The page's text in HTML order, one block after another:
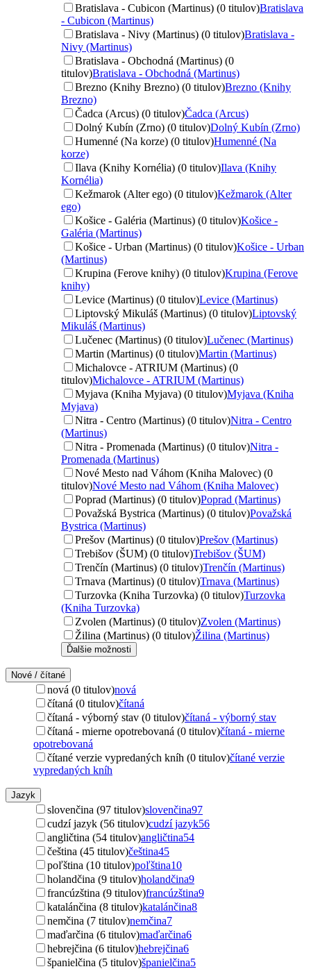
Bratislava - Cubicon (Martinus) (0 titulov)Bratislava
- Cubicon (Martinus)
Bratislava - Nivy (Martinus) (0 titulov)Bratislava -
Nivy (Martinus)
Bratislava - Obchodná (Martinus) (0
titulov)Bratislava - Obchodná (Martinus)
Brezno (Knihy Brezno) (0 titulov)Brezno (Knihy
Brezno)
Čadca (Arcus) (0 titulov)Čadca (Arcus)
Dolný Kubín (Zrno) (0 titulov)Dolný Kubín (Zrno)
Humenné (Na korze) (0 titulov)Humenné (Na
korze)
Ilava (Knihy Kornélia) (0 titulov)Ilava (Knihy
Kornélia)
Kežmarok (Alter ego) (0 titulov)Kežmarok (Alter
ego)
Košice - Galéria (Martinus) (0 titulov)Košice -
Galéria (Martinus)
Košice - Urban (Martinus) (0 titulov)Košice - Urban
(Martinus)
Krupina (Ferove knihy) (0 titulov)Krupina (Ferove
knihy)
Levice (Martinus) (0 titulov)Levice (Martinus)
Liptovský Mikuláš (Martinus) (0 titulov)Liptovský
Mikuláš (Martinus)
Lučenec (Martinus) (0 titulov)Lučenec (Martinus)
Martin (Martinus) (0 titulov)Martin (Martinus)
Michalovce - ATRIUM (Martinus) (0
titulov)Michalovce - ATRIUM (Martinus)
Myjava (Kniha Myjava) (0 titulov)Myjava (Kniha
Myjava)
Nitra - Centro (Martinus) (0 titulov)Nitra - Centro
(Martinus)
Nitra - Promenada (Martinus) (0 titulov)Nitra -
Promenada (Martinus)
Nové Mesto nad Váhom (Kniha Malovec) (0
titulov)Nové Mesto nad Váhom (Kniha Malovec)
Poprad (Martinus) (0 titulov)Poprad (Martinus)
Považská Bystrica (Martinus) (0 titulov)Považská
Bystrica (Martinus)
Prešov (Martinus) (0 titulov)Prešov (Martinus)
Trebišov (ŠUM) (0 titulov)Trebišov (ŠUM)
Trenčín (Martinus) (0 titulov)Trenčín (Martinus)
Trnava (Martinus) (0 titulov)Trnava (Martinus)
Turzovka (Kniha Turzovka) (0 titulov)Turzovka
(Kniha Turzovka)
Zvolen (Martinus) (0 titulov)Zvolen (Martinus)
Žilina (Martinus) (0 titulov)Žilina (Martinus)
Ďalšie možnosti
Nové / čítané
nová (0 titulov)nová
čítaná (0 titulov)čítaná
čítaná - výborný stav (0 titulov)čítaná - výborný stav
čítaná - mierne opotrebovaná (0 titulov)čítaná - mierne
opotrebovaná
čítané verzie vypredaných kníh (0 titulov)čítané verzie
vypredaných kníh
Jazyk
slovenčina (97 titulov)slovenčina97
cudzí jazyk (56 titulov)cudzí jazyk56
angličtina (54 titulov)angličtina54
čeština (45 titulov)čeština45
poľština (10 titulov)poľština10
holandčina (9 titulov)holandčina9
francúzština (9 titulov)francúzština9
katalánčina (8 titulov)katalánčina8
nemčina (7 titulov)nemčina7
maďarčina (6 titulov)maďarčina6
hebrejčina (6 titulov)hebrejčina6
španielčina (5 titulov)španielčina5